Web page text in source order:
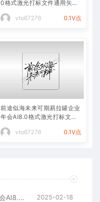
0格式激光打标文件通用矢量
vto67276
0.1V点
前途似海未来可期易拉罐企业
年会AI8.0格式激光打标文件
vto67276
0.1V点
遂风领航向阳而生易拉罐企业年会AI8.0格式激光打标文件通用矢量图 2025-02-18